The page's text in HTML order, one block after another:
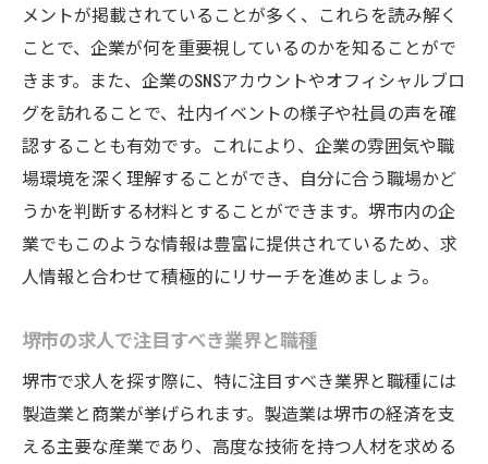
メントが掲載されていることが多く、これらを読み解く
ことで、企業が何を重要視しているのかを知ることがで
きます。また、企業のSNSアカウントやオフィシャルブロ
グを訪れることで、社内イベントの様子や社員の声を確
認することも有効です。これにより、企業の雰囲気や職
場環境を深く理解することができ、自分に合う職場かど
うかを判断する材料とすることができます。堺市内の企
業でもこのような情報は豊富に提供されているため、求
人情報と合わせて積極的にリサーチを進めましょう。
堺市の求人で注目すべき業界と職種
堺市で求人を探す際に、特に注目すべき業界と職種には
製造業と商業が挙げられます。製造業は堺市の経済を支
える主要な産業であり、高度な技術を持つ人材を求める